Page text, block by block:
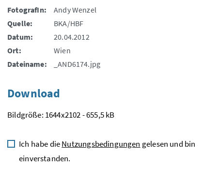
FotografIn:
Andy Wenzel
Quelle:
BKA/HBF
Datum:
20.04.2012
Ort:
Wien
Dateiname:
_AND6174.jpg
Download
Bildgröße: 1644x2102 - 655,5 kB
Ich habe dieNutzungsbedingungen gelesen und bin
einverstanden.